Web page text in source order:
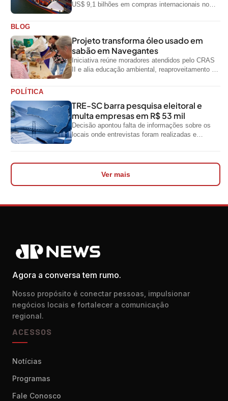
US$ 9,1 bilhões em compras internacionais no
BLOG
Projeto transforma óleo usado em
sabão em Navegantes
Iniciativa reúne moradores atendidos pelo CRAS
II e alia educação ambiental, reaproveitamento de
POLÍTICA
TRE-SC barra pesquisa eleitoral e
multa empresas em R$ 53 mil
Decisão apontou falta de informações sobre os
locais onde entrevistas foram realizadas e
Ver mais
Agora a conversa tem rumo.
Nosso propósito é conectar pessoas, impulsionar
negócios locais e fortalecer a comunicação
regional.
ACESSOS
Notícias
Programas
Fale Conosco